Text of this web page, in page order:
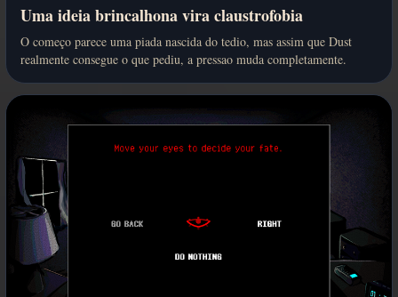
Uma ideia brincalhona vira claustrofobia
O começo parece uma piada nascida do tedio, mas assim que Dust
realmente consegue o que pediu, a pressao muda completamente.